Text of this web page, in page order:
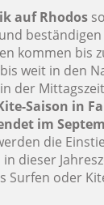
auf Rhodos
kommen bis
weit in den
der
Saison in
im
die
dieser
Surfen oder